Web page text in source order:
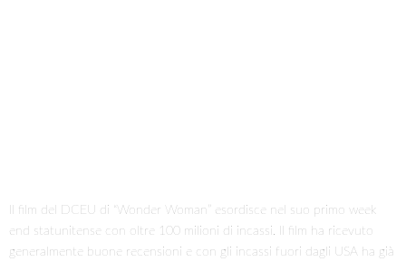
Il film del DCEU di “Wonder Woman” esordisce nel suo primo week
end statunitense con oltre 100 milioni di incassi. Il film ha ricevuto
generalmente buone recensioni e con gli incassi fuori dagli USA ha già